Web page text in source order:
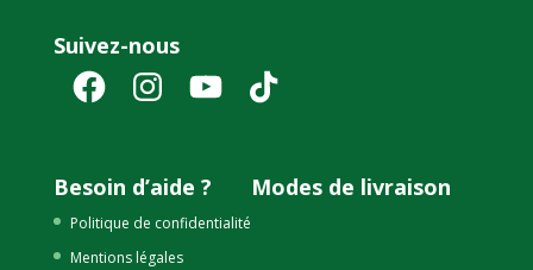
Suivez-nous
FacebookInstagramYouTube TikTok
Besoin d’aide ?
Politique de confidentialité
Mentions légales
Modes de livraison